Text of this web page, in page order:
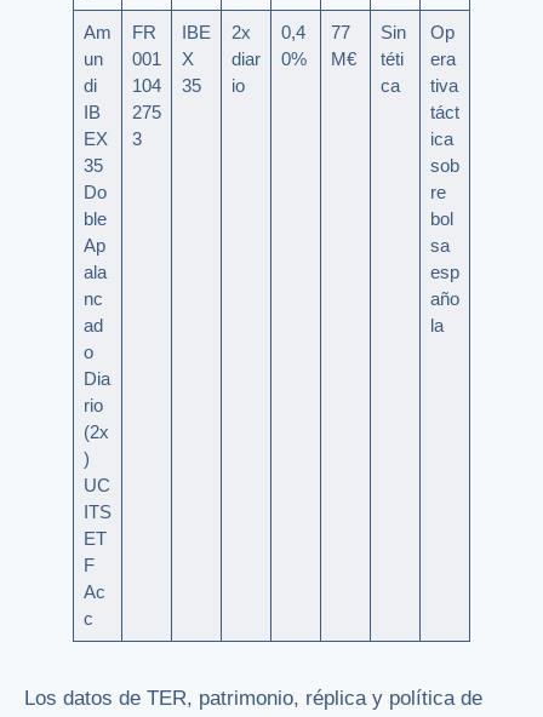
Am
un
di
IB
EX
35
Do
ble
Ap
ala
nc
ad
o
Dia
rio
(2x
)
UC
ITS
ET
F
Ac
c
FR
001
104
275
3
IBE
X
35
2x
diar
io
0,4
0%
77
M€
Sin
téti
ca
Op
era
tiva
táct
ica
sob
re
bol
sa
esp
año
la
Los datos de TER, patrimonio, réplica y política de